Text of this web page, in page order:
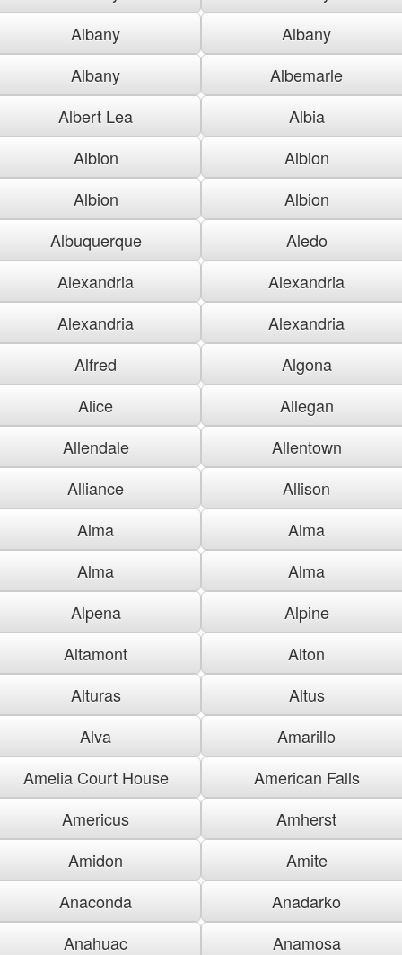
Albany
Albany
Albany
Albemarle
Albert Lea
Albia
Albion
Albion
Albion
Albion
Albuquerque
Aledo
Alexandria
Alexandria
Alexandria
Alexandria
Alfred
Algona
Alice
Allegan
Allendale
Allentown
Alliance
Allison
Alma
Alma
Alma
Alma
Alpena
Alpine
Altamont
Alton
Alturas
Altus
Alva
Amarillo
Amelia Court House
American Falls
Americus
Amherst
Amidon
Amite
Anaconda
Anadarko
Anahuac
Anamosa